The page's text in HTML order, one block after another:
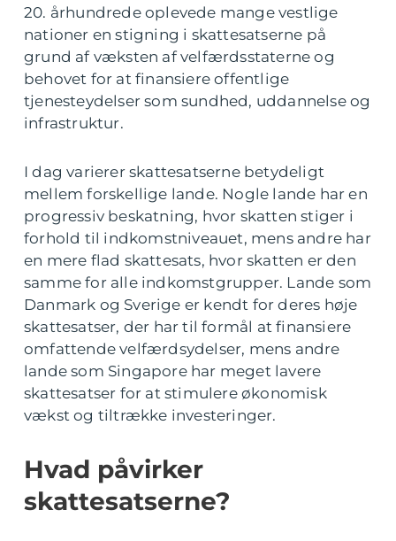
20. århundrede oplevede mange vestlige
nationer en stigning i skattesatserne på
grund af væksten af velfærdsstaterne og
behovet for at finansiere offentlige
tjenesteydelser som sundhed, uddannelse og
infrastruktur.
I dag varierer skattesatserne betydeligt
mellem forskellige lande. Nogle lande har en
progressiv beskatning, hvor skatten stiger i
forhold til indkomstniveauet, mens andre har
en mere flad skattesats, hvor skatten er den
samme for alle indkomstgrupper. Lande som
Danmark og Sverige er kendt for deres høje
skattesatser, der har til formål at finansiere
omfattende velfærdsydelser, mens andre
lande som Singapore har meget lavere
skattesatser for at stimulere økonomisk
vækst og tiltrække investeringer.
Hvad påvirker
skattesatserne?